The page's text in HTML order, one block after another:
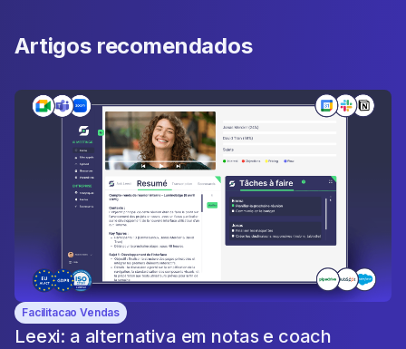
Artigos recomendados
Facilitacao Vendas
Leexi: a alternativa em notas e coach